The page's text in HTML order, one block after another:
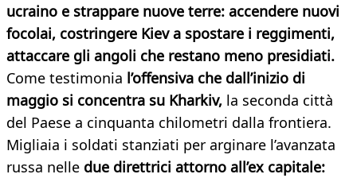
ucraino e strappare nuove terre: accendere nuovi
focolai, costringere Kiev a spostare i reggimenti,
attaccare gli angoli che restano meno presidiati.
Come testimonia l’offensiva che dall’inizio di
maggio si concentra su Kharkiv, la seconda città
del Paese a cinquanta chilometri dalla frontiera.
Migliaia i soldati stanziati per arginare l’avanzata
russa nelle due direttrici attorno all’ex capitale: